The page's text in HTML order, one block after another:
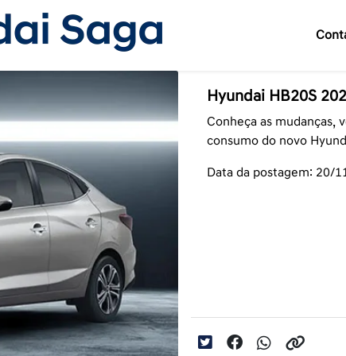
Hyundai HB20S
Conheça as mudanças,
consumo do novo
Data da postagem: 20/